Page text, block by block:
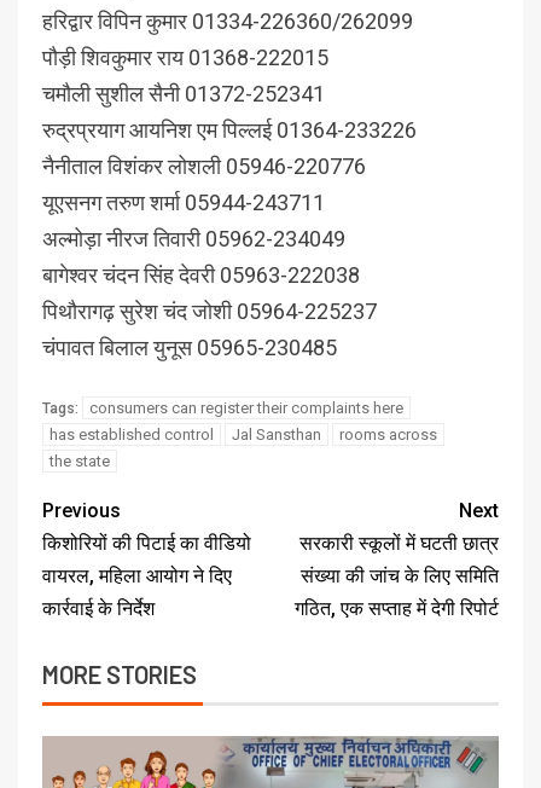
हरिद्वार विपिन कुमार 01334-226360/262099
पौड़ी शिवकुमार राय 01368-222015
चमौली सुशील सैनी 01372-252341
रुद्रप्रयाग आयनिश एम पिल्लई 01364-233226
नैनीताल विशंकर लोशली 05946-220776
यूएसनग तरुण शर्मा 05944-243711
अल्मोड़ा नीरज तिवारी 05962-234049
बागेश्वर चंदन सिंह देवरी 05963-222038
पिथौरागढ़ सुरेश चंद जोशी 05964-225237
चंपावत बिलाल युनूस 05965-230485
Tags:
consumers can register their complaints here
has established control
Jal Sansthan
rooms across
the state
Previous
किशोरियों की पिटाई का वीडियो
वायरल, महिला आयोग ने दिए
कार्रवाई के निर्देश
Next
सरकारी स्कूलों में घटती छात्र
संख्या की जांच के लिए समिति
गठित, एक सप्ताह में देगी रिपोर्ट
MORE STORIES